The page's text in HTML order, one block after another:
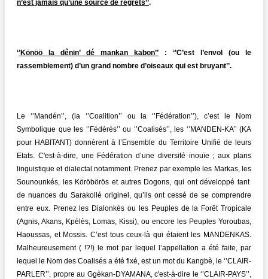
n’est jamais qu’une source de regrets’’.
‘’Könöö la dênin’ dé mankan kabon’’ : ‘’C’est l’envol (ou le
rassemblement) d’un grand nombre d’oiseaux qui est bruyant’’.
Le ‘’Mandén’’, (la ‘’Coalition’’ ou la ‘’Fédération’’), c’est le Nom
Symbolique que les ‘’Fédérés’’ ou ‘’Coalisés’’, les ‘’MANDEN-KA’’ (KA
pour HABITANT) donnèrent à l’Ensemble du Territoire Unifié de leurs
Etats. C'est-à-dire, une Fédération d’une diversité inouïe ; aux plans
linguistique et dialectal notamment. Prenez par exemple les Markas, les
Sounounkés, les Köröbörös et autres Dogons, qui ont développé tant
de nuances du Sarakollé originel, qu’ils ont cessé de se comprendre
entre eux. Prenez les Dialonkés ou les Peuples de la Forêt Tropicale
(Agnis, Akans, Kpèlès, Lomas, Kissi), ou encore les Peuples Yoroubas,
Haoussas, et Mossis. C’est tous ceux-là qui étaient les MANDENKAS.
Malheureusement ( !?!) le mot par lequel l’appellation a été faite, par
lequel le Nom des Coalisés a été fixé, est un mot du Kangbè, le ‘’CLAIR-
PARLER’’, propre au Ggèkan-DYAMANA, c'est-à-dire le ‘’CLAIR-PAYS’’,